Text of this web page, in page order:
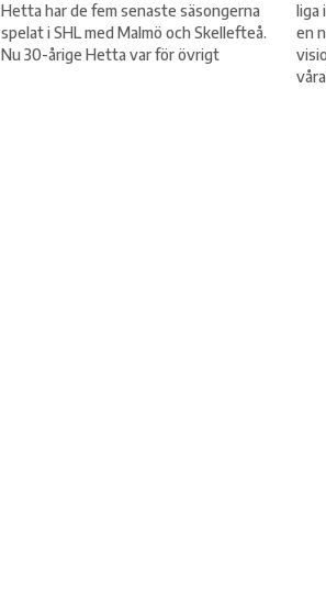
Hetta har de fem senaste säsongerna
spelat i SHL med Malmö och Skellefteå.
Nu 30-årige Hetta var för övrigt
liga
en